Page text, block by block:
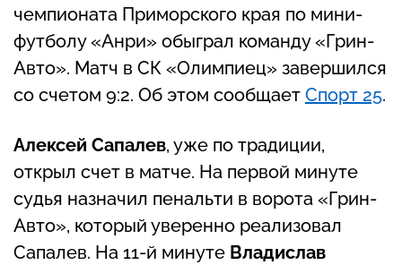
чемпионата Приморского края по мини-
футболу «Анри» обыграл команду «Грин-
Авто». Матч в СК «Олимпиец» завершился
со счетом 9:2. Об этом сообщает Спорт 25.
Алексей Сапалев, уже по традиции,
открыл счет в матче. На первой минуте
судья назначил пенальти в ворота «Грин-
Авто», который уверенно реализовал
Сапалев. На 11-й минуте Владислав